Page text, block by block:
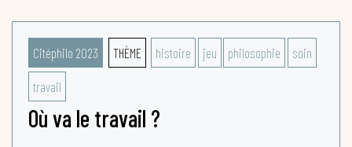
Citéphilo 2023 THÈME histoire jeu philosophie soin
travail
Où va le travail ?